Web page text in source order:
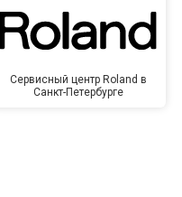
Сервисный центр Roland в
Санкт-Петербурге